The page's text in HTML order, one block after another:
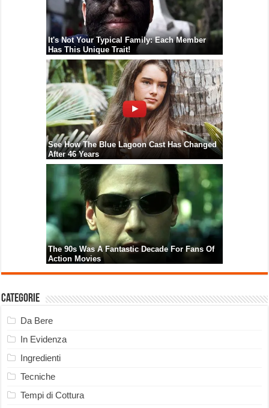
Categorie
Da Bere
In Evidenza
Ingredienti
Tecniche
Tempi di Cottura